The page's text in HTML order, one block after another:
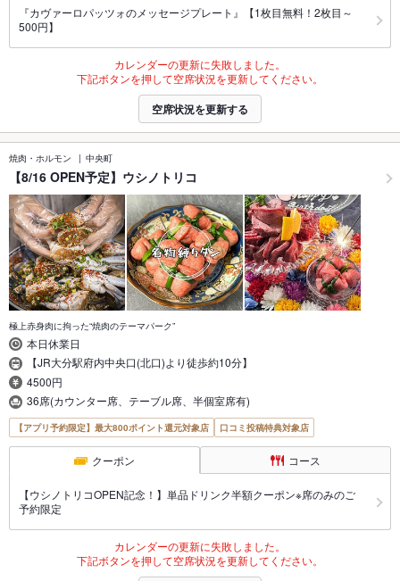
『カヴァーロパッツォのメッセージプレート』【1枚目無料！2枚目～
500円】
カレンダーの更新に失敗しました。
下記ボタンを押して空席状況を更新してください。
空席状況を更新する
焼肉・ホルモン 中央町
【8/16 OPEN予定】ウシノトリコ
極上赤身肉に拘った“焼肉のテーマパーク”
本日休業日
【JR大分駅府内中央口(北口)より徒歩約10分】
4500円
36席(カウンター席、テーブル席、半個室席有)
【アプリ予約限定】最大800ポイント還元対象店 口コミ投稿特典対象店
クーポン コース
【ウシノトリコOPEN記念！】単品ドリンク半額クーポン※席のみのご
予約限定
カレンダーの更新に失敗しました。
下記ボタンを押して空席状況を更新してください。